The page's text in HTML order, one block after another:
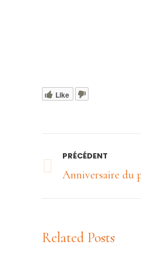
Like
Navigation
article
PRÉCÉDENT
Article
Anniversaire du
Related Posts